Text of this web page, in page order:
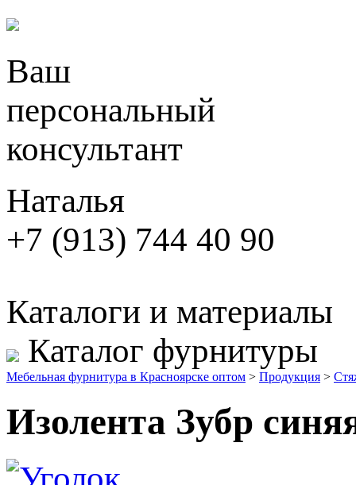
Ваш
персональный
консультант
Наталья
+7 (913) 744 40 90
Каталоги и материалы
Каталог фурнитуры
Мебельная фурнитура в Красноярске оптом > Продукция >
Изолента Зубр